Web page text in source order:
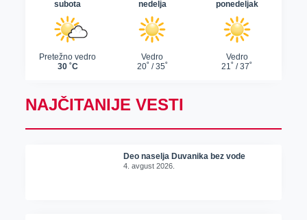
NAJČITANIJE VESTI
Deo naselja Duvanika bez vode
4. avgust 2026.